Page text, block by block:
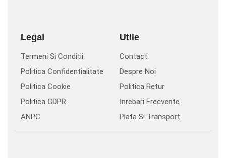
Legal
Termeni Si Conditii
Politica Confidentialitate
Politica Cookie
Politica GDPR
ANPC
Utile
Contact
Despre Noi
Politica Retur
Inrebari Frecvente
Plata Si Transport